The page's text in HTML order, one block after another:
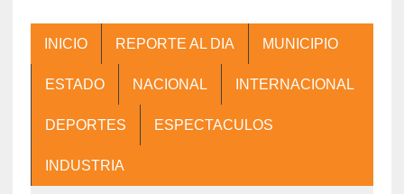
INICIO REPORTE AL DIA MUNICIPIO
ESTADO NACIONAL INTERNACIONAL
DEPORTES ESPECTACULOS
INDUSTRIA